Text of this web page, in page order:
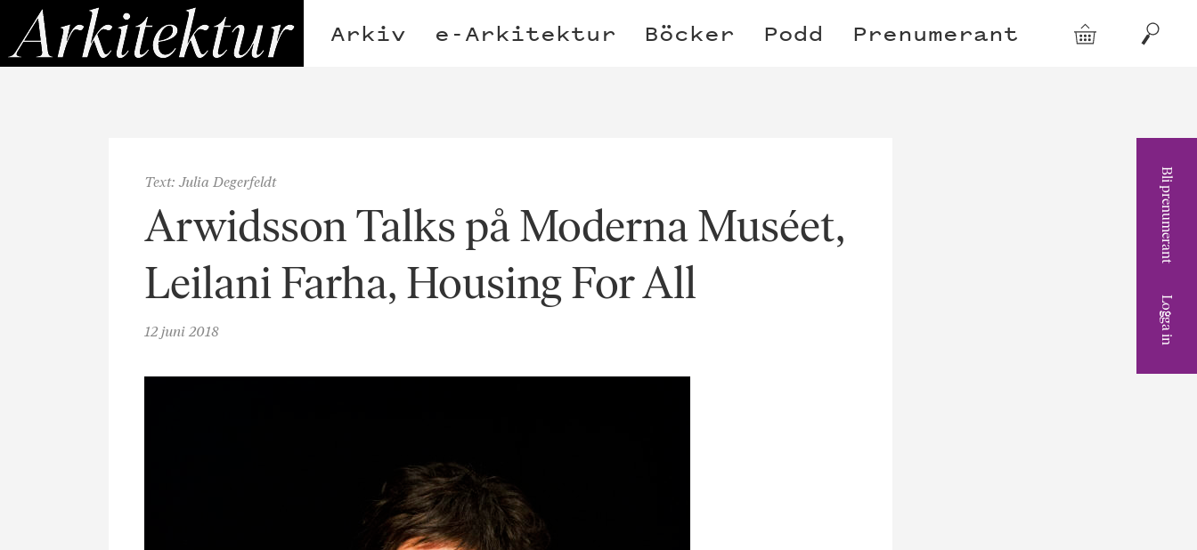
Hoppa
innehållet
Arkitektur
Arkiv e-Arkitektur Böcker Podd Prenumerant Varukorg Sök
Bli prenumerant
Logga in
Text: Julia Degerfeldt
Arwidsson Talks på Moderna Muséet,
Leilani Farha, Housing For All
12 juni 2018